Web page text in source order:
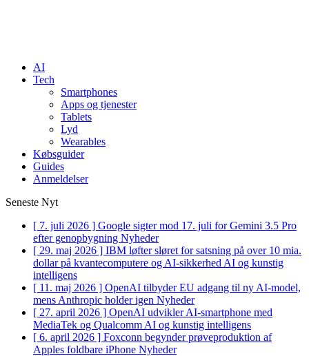
AI
Tech
Smartphones
Apps og tjenester
Tablets
Lyd
Wearables
Købsguider
Guides
Anmeldelser
Seneste Nyt
[ 7. juli 2026 ] Google sigter mod 17. juli for Gemini 3.5 Pro
efter genopbygning Nyheder
[ 29. maj 2026 ] IBM løfter sløret for satsning på over 10 mia.
dollar på kvantecomputere og AI-sikkerhed AI og kunstig
intelligens
[ 11. maj 2026 ] OpenAI tilbyder EU adgang til ny AI-model,
mens Anthropic holder igen Nyheder
[ 27. april 2026 ] OpenAI udvikler AI-smartphone med
MediaTek og Qualcomm AI og kunstig intelligens
[ 6. april 2026 ] Foxconn begynder prøveproduktion af
Apples foldbare iPhone Nyheder